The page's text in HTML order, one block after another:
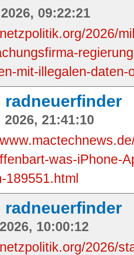
09:22:21
2026/
mit-illegalen-daten-
radneuerfinder
21:41:10
was-iPhone-
189551.html
radneuerfinder
10:00:12
2026/